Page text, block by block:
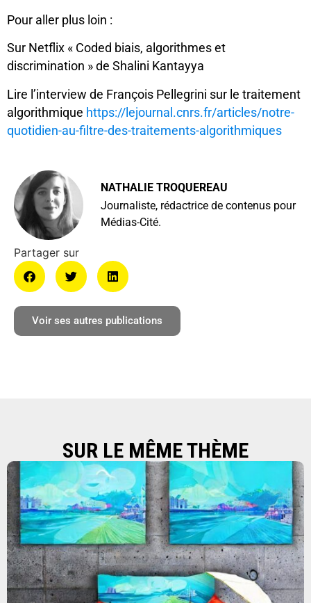
Pour aller plus loin :
Sur Netflix « Coded biais, algorithmes et
discrimination » de Shalini Kantayya
Lire l’interview de François Pellegrini sur le traitement
algorithmique https://lejournal.cnrs.fr/articles/notre-
quotidien-au-filtre-des-traitements-algorithmiques
NATHALIE TROQUEREAU
Journaliste, rédactrice de contenus pour
Médias-Cité.
Voir ses autres publications
SUR LE MÊME THÈME